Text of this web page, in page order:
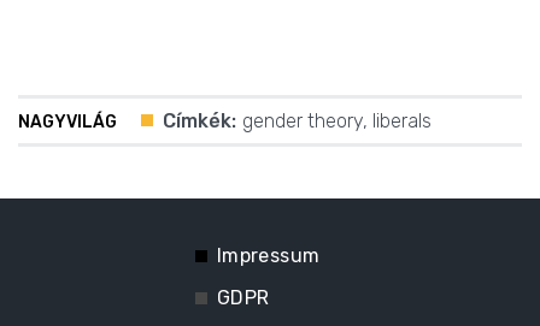
NAGYVILÁG Címkék: gender theory, liberals
Impressum
GDPR